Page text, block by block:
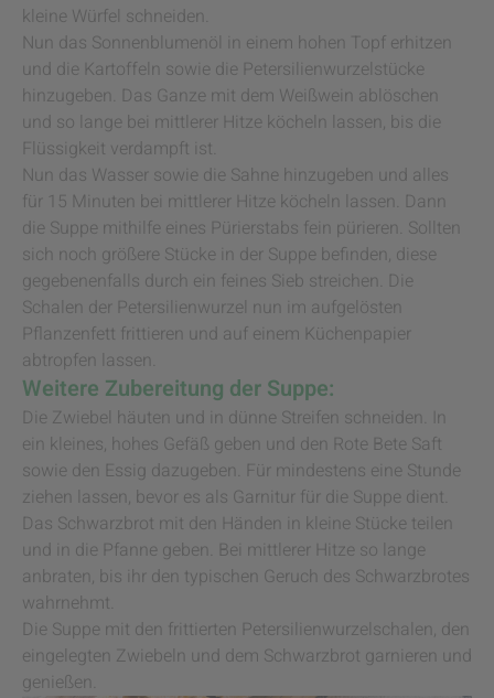
kleine Würfel schneiden.
Nun das Sonnenblumenöl in einem hohen Topf erhitzen
und die Kartoffeln sowie die Petersilienwurzelstücke
hinzugeben. Das Ganze mit dem Weißwein ablöschen
und so lange bei mittlerer Hitze köcheln lassen, bis die
Flüssigkeit verdampft ist.
Nun das Wasser sowie die Sahne hinzugeben und alles
für 15 Minuten bei mittlerer Hitze köcheln lassen. Dann
die Suppe mithilfe eines Pürierstabs fein pürieren. Sollten
sich noch größere Stücke in der Suppe befinden, diese
gegebenenfalls durch ein feines Sieb streichen. Die
Schalen der Petersilienwurzel nun im aufgelösten
Pflanzenfett frittieren und auf einem Küchenpapier
abtropfen lassen.
Weitere Zubereitung der Suppe:
Die Zwiebel häuten und in dünne Streifen schneiden. In
ein kleines, hohes Gefäß geben und den Rote Bete Saft
sowie den Essig dazugeben. Für mindestens eine Stunde
ziehen lassen, bevor es als Garnitur für die Suppe dient.
Das Schwarzbrot mit den Händen in kleine Stücke teilen
und in die Pfanne geben. Bei mittlerer Hitze so lange
anbraten, bis ihr den typischen Geruch des Schwarzbrotes
wahrnehmt.
Die Suppe mit den frittierten Petersilienwurzelschalen, den
eingelegten Zwiebeln und dem Schwarzbrot garnieren und
genießen.